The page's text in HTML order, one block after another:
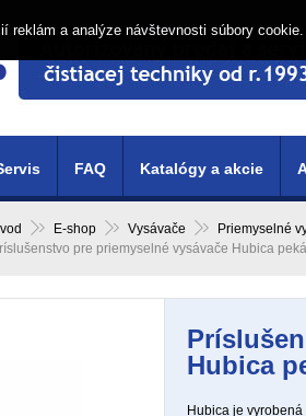
E-shop Vysávače Priemyselné
pre priemyselné vysávače Hubica
Hubica
Hubica je
FAQ Katalógy a akcie
reklám a analýze návštevnosti súbory